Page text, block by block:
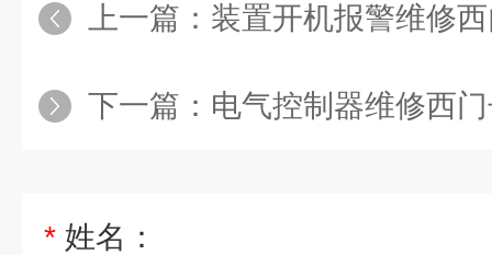
上一篇： 装置开机报警维修西门
下一篇： 电气控制器维修西门子
* 姓名：